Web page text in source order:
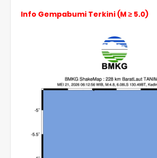
Info Gempabumi Terkini (M ≥ 5.0)